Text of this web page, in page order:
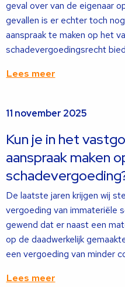
geval over van de eigenaar
gevallen is er echter toch
aanspraak te maken op het
schadevergoedingsrecht
Lees meer
meer
11 november 2025
Kun je in het
aanspraak maken
De laatste jaren krijgen wij
vergoeding van immateriële
gewend dat er naast een
op de daadwerkelijk
een vergoeding van minder
Lees meer